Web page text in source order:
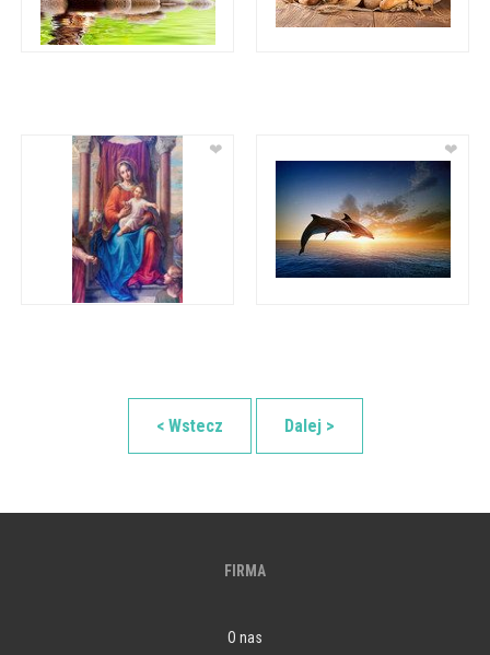
❤ ❤
< Wstecz Dalej >
FIRMA
O nas